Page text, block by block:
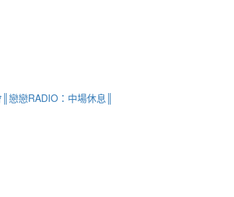
戀戀RADIO：中場休息║